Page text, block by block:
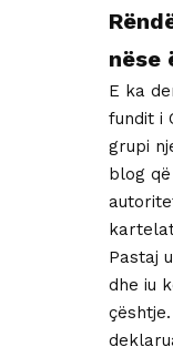
nëse
E ka
fundit i
grupi
blog
Pastaj
dhe iu